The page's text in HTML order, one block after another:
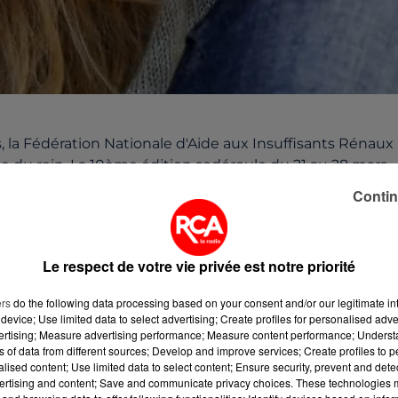
Fédération Nationale d'Aide aux Insuffisants Rénaux
rein. La 10ème édition sedéroule du 21 au 28 mars.
le grand public au problème des maladies
quelques années, le Centrehospitalier participe à cet
sont mises enplace par le Centre hospitalier :
sera tenu par l'associationFNAIR dans le hall, de
à partir de 10h30 de l'actrice Aurélie Vaneck,Ninon
Le respect de votre vie privée est notre priorité
do the following data processing based on your consent and/or our legitimate
Use limited data to select advertising; Create profiles for personalised
Measure advertising performance; Measure content performance;
of data from different sources; Develop and improve services; Create profiles to
content; Use limited data to select content; Ensure security, prevent and
and content; Save and communicate privacy choices. These technologies